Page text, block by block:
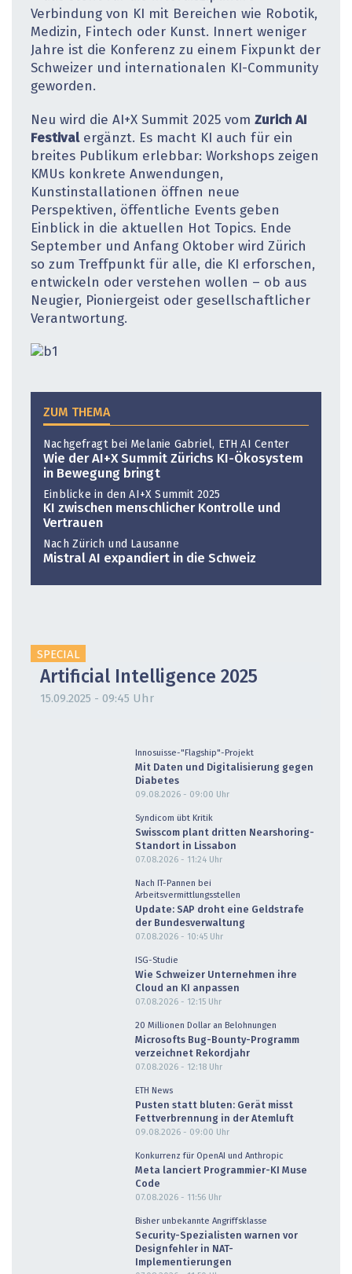
Verbindung von KI mit Bereichen wie Robotik,
Medizin, Fintech oder Kunst. Innert weniger
Jahre ist die Konferenz zu einem Fixpunkt der
Schweizer und internationalen KI-Community
geworden.
Neu wird die AI+X Summit 2025 vom Zurich AI
Festivalergänzt. Es macht KI auch für ein
breites Publikum erlebbar: Workshops zeigen
KMUs konkrete Anwendungen,
Kunstinstallationen öffnen neue
Perspektiven, öffentliche Events geben
Einblick in die aktuellen Hot Topics. Ende
September und Anfang Oktober wird Zürich
so zum Treffpunkt für alle, die KI erforschen,
entwickeln oder verstehen wollen – ob aus
Neugier, Pioniergeist oder gesellschaftlicher
Verantwortung.
ZUM THEMA
Nachgefragt bei Melanie Gabriel, ETH AI Center
Wie der AI+X Summit Zürichs KI-Ökosystem
in Bewegung bringt
Einblicke in den AI+X Summit 2025
KI zwischen menschlicher Kontrolle und
Vertrauen
Nach Zürich und Lausanne
Mistral AI expandiert in die Schweiz
SPECIAL
Artificial Intelligence 2025
15.09.2025 - 09:45 Uhr
Innosuisse-"Flagship"-Projekt
Mit Daten und Digitalisierung gegen
Diabetes
09.08.2026 - 09:00 Uhr
Syndicom übt Kritik
Swisscom plant dritten Nearshoring-
Standort in Lissabon
07.08.2026 - 11:24 Uhr
Nach IT-Pannen bei
Arbeitsvermittlungsstellen
Update: SAP droht eine Geldstrafe
der Bundesverwaltung
07.08.2026 - 10:45 Uhr
ISG-Studie
Wie Schweizer Unternehmen ihre
Cloud an KI anpassen
07.08.2026 - 12:15 Uhr
20 Millionen Dollar an Belohnungen
Microsofts Bug-Bounty-Programm
verzeichnet Rekordjahr
07.08.2026 - 12:18 Uhr
ETH News
Pusten statt bluten: Gerät misst
Fettverbrennung in der Atemluft
09.08.2026 - 09:00 Uhr
Konkurrenz für OpenAI und Anthropic
Meta lanciert Programmier-KI Muse
Code
07.08.2026 - 11:56 Uhr
Bisher unbekannte Angriffsklasse
Security-Spezialisten warnen vor
Designfehler in NAT-
Implementierungen